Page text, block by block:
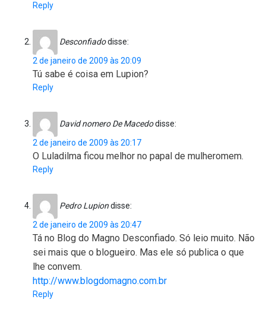
Reply
Desconfiadodisse:
2 de janeiro de 2009 às 20:09
Tú sabe é coisa em Lupion?
Reply
David nomero De Macedodisse:
2 de janeiro de 2009 às 20:17
O Luladilma ficou melhor no papal de mulheromem.
Reply
Pedro Lupiondisse:
2 de janeiro de 2009 às 20:47
Tá no Blog do Magno Desconfiado. Só leio muito. Não
sei mais que o blogueiro. Mas ele só publica o que
lhe convem.
http://www.blogdomagno.com.br
Reply